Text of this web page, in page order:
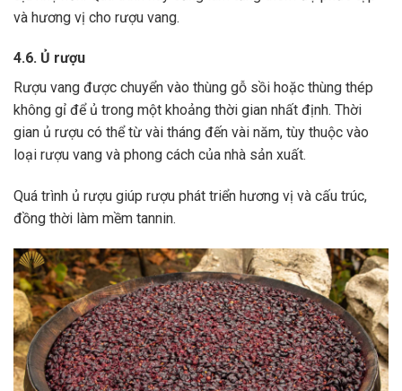
và hương vị cho rượu vang.
4.6. Ủ rượu
Rượu vang được chuyển vào thùng gỗ sồi hoặc thùng thép
không gỉ để ủ trong một khoảng thời gian nhất định. Thời
gian ủ rượu có thể từ vài tháng đến vài năm, tùy thuộc vào
loại rượu vang và phong cách của nhà sản xuất.
Quá trình ủ rượu giúp rượu phát triển hương vị và cấu trúc,
đồng thời làm mềm tannin.